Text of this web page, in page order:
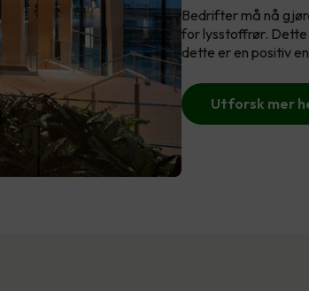
Bedrifter må nå
for lysstoffrør. Dette
dette er en positiv
Utforsk mer